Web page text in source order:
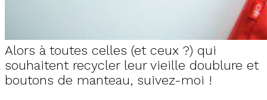
Alors à toutes celles (et ceux ?) qui
souhaitent recycler leur vieille doublure et
boutons de manteau, suivez-moi !